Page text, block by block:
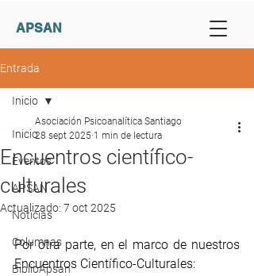
APSAN
Entrada
Inicio
Eventos
APSAN
Noticias
Columnas
BiblioApsan
Inicio
Encuentros científico-
culturales
Asociación Psicoanalítica Santiago
28 sept 2025 1 min de lectura
Actualizado: 7 oct 2025
Por otra parte, en el marco de nuestros
Encuentros Científico-Culturales: